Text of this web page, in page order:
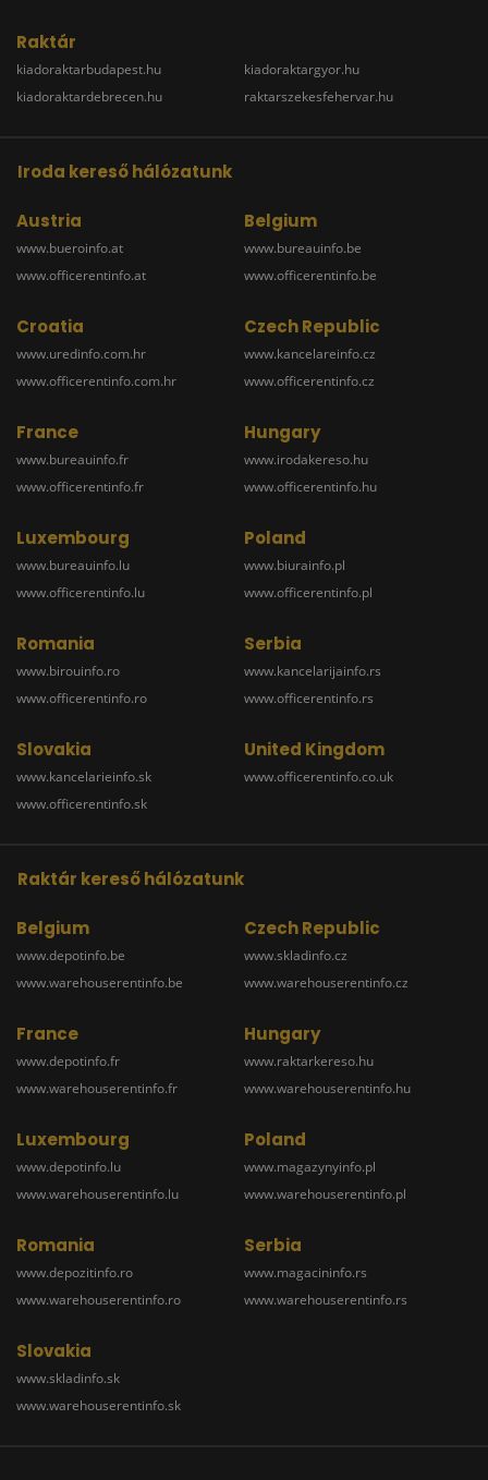
Raktár
kiadoraktarbudapest.hu
kiadoraktardebrecen.hu
kiadoraktargyor.hu
raktarszekesfehervar.hu
Iroda kereső hálózatunk
Austria
www.bueroinfo.at
www.officerentinfo.at
Belgium
www.bureauinfo.be
www.officerentinfo.be
Croatia
www.uredinfo.com.hr
www.officerentinfo.com.hr
Czech Republic
www.kancelareinfo.cz
www.officerentinfo.cz
France
www.bureauinfo.fr
www.officerentinfo.fr
Hungary
www.irodakereso.hu
www.officerentinfo.hu
Luxembourg
www.bureauinfo.lu
www.officerentinfo.lu
Poland
www.biurainfo.pl
www.officerentinfo.pl
Romania
www.birouinfo.ro
www.officerentinfo.ro
Serbia
www.kancelarijainfo.rs
www.officerentinfo.rs
Slovakia
www.kancelarieinfo.sk
www.officerentinfo.sk
United Kingdom
www.officerentinfo.co.uk
Raktár kereső hálózatunk
Belgium
www.depotinfo.be
www.warehouserentinfo.be
Czech Republic
www.skladinfo.cz
www.warehouserentinfo.cz
France
www.depotinfo.fr
www.warehouserentinfo.fr
Hungary
www.raktarkereso.hu
www.warehouserentinfo.hu
Luxembourg
www.depotinfo.lu
www.warehouserentinfo.lu
Poland
www.magazynyinfo.pl
www.warehouserentinfo.pl
Romania
www.depozitinfo.ro
www.warehouserentinfo.ro
Serbia
www.magacininfo.rs
www.warehouserentinfo.rs
Slovakia
www.skladinfo.sk
www.warehouserentinfo.sk